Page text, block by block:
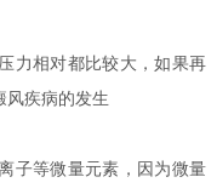
相对都比较大，如果再
风疾病的发生
等微量元素，因为微量